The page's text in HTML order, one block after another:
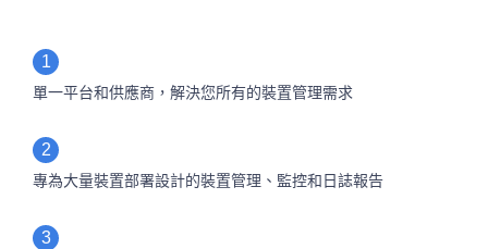
1
單一平台和供應商，解決您所有的裝置管理需求
2
專為大量裝置部署設計的裝置管理、監控和日誌報告
3